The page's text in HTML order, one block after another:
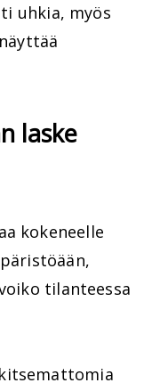
uhkia, myös
laske
kokeneelle
tilanteessa